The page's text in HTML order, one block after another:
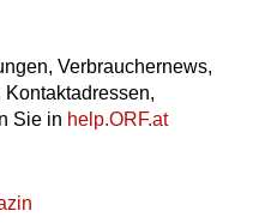
Verbrauchernews,
Kontaktadressen,
Sie in help.ORF.at